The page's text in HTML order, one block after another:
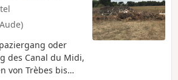
oder
des Canal du Midi,
von Trèbes bis